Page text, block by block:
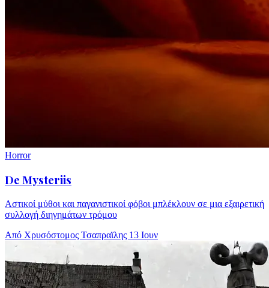
Horror
De Mysteriis
Αστικοί μύθοι και παγανιστικοί φόβοι μπλέκλουν σε μια εξαιρετική
συλλογή διηγημάτων τρόμου
Από Χρυσόστομος Τσαπραϊλης 13 Ιουν